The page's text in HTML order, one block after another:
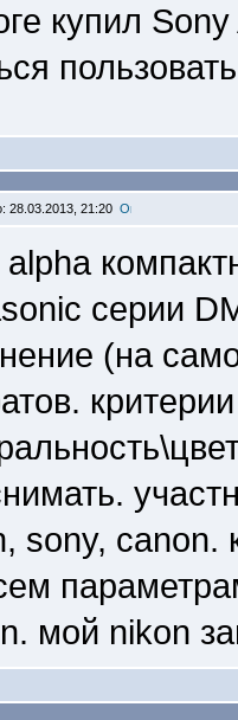
купил
28.03.2013, 21:20
серии
(на
sony,
мой nikon